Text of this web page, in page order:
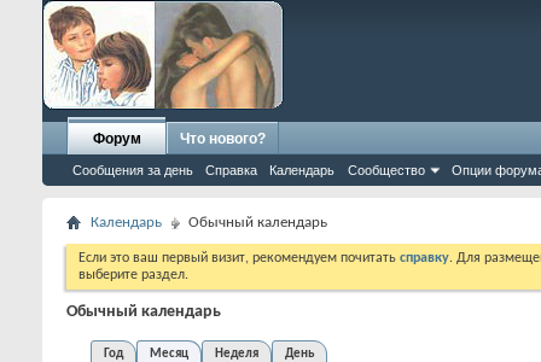
Форум
Сообщения за день Справка Календарь Сообщество Опции
Что нового?
Календарь Обычный календарь
Если это ваш первый визит, рекомендуем почитать справку. Для
выберите раздел.
Обычный календарь
Год Месяц Неделя День